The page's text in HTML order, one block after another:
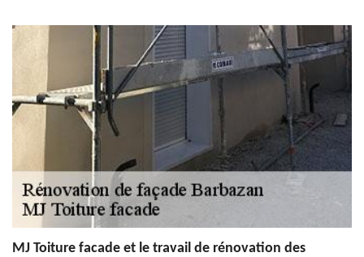
MJ Toiture facade et le travail de rénovation des